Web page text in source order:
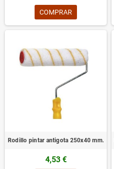
COMPRAR
Rodillo pintar antigota 250x40 mm.
4,53 €